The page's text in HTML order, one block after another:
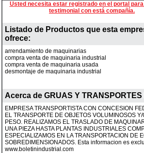
Usted necesita estar registrado en el portal
testimonial con está compañía.
Listado de Productos que esta
ofrece:
arrendamiento de maquinarias
compra venta de maquinaria industrial
compra venta de maquinaria usada
desmontaje de maquinaria industrial
Acerca de GRUAS Y TRANSPORTES
EMPRESA TRANSPORTISTA CON CONCESION
EL TRANSPORTE DE OBJETOS VOLUMINOSOS Y/
PESO. REALIZAMOS EL TRASLADO DE
UNA PIEZA HASTA PLANTAS INDUSTRIALES
ESPECIALIZAMOS EN LA TRANSPORTACION DE
SOBREDIMENSIONADOS. Esta informacion es
www.boletinindustrial.com